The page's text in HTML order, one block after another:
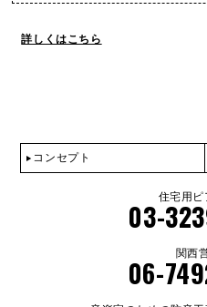
詳しくはこちら
コンセプト
住宅用
03-
関西
06-